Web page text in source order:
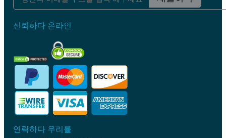
신뢰하다 온라인
연락하다 우리를